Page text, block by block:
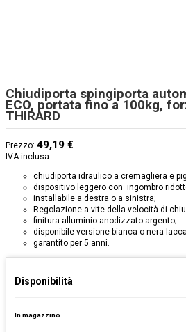
Chiudiporta spingiporta
ECO, portata fino a 100kg,
THIRARD
Prezzo: 49,19 €
IVA inclusa
chiudiporta idraulico a cremagliera e
dispositivo leggero con ingombro
installabile a destra o a sinistra;
Regolazione a vite della velocità di
finitura alluminio anodizzato argento;
disponibile versione bianca o nera
garantito per 5 anni.
Disponibilità
In magazzino